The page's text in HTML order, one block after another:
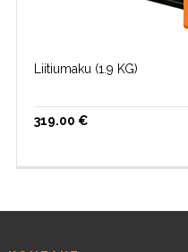
Liitiumaku (1.9 KG)
319.00 €